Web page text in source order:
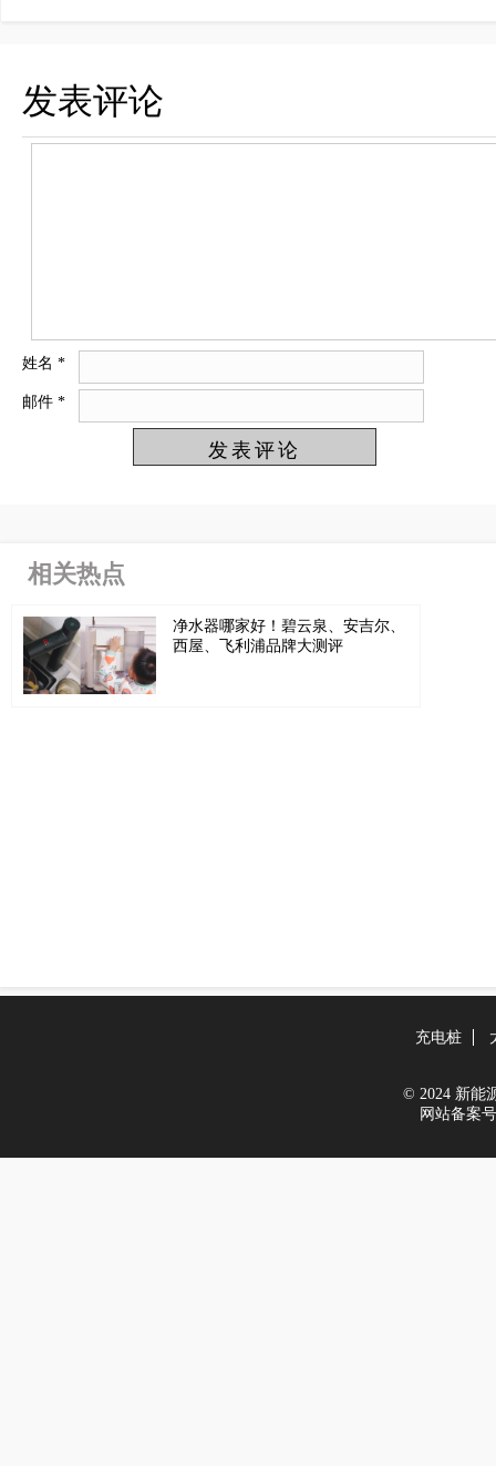
发表评论
姓名 *
邮件 *
相关热点
净水器哪家好！碧云泉、安吉尔、
西屋、飞利浦品牌大测评
充电桩
© 2024 新能
网站备案